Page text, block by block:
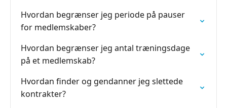
Hvordan begrænser jeg periode på pauser
for medlemskaber?
Hvordan begrænser jeg antal træningsdage
på et medlemskab?
Hvordan finder og gendanner jeg slettede
kontrakter?